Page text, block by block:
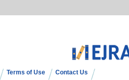
Terms of Use Contact Us